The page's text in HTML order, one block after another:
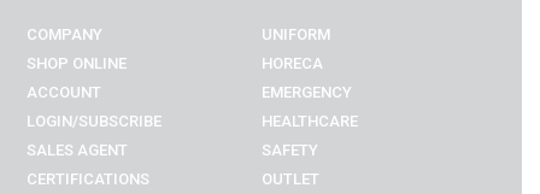
COMPANY
SHOP ONLINE
ACCOUNT
LOGIN/SUBSCRIBE
SALES AGENT
CERTIFICATIONS
UNIFORM
HORECA
EMERGENCY
HEALTHCARE
SAFETY
OUTLET